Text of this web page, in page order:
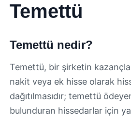
Temettü
Temettü nedir?
Temettü, bir şirketin
nakit veya ek hisse olarak
dağıtılmasıdır; temettü
bulunduran hissedarlar için